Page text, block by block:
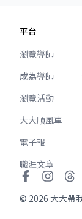
心的議
察，分享
透過這段
心。
平台
瀏覽導師
成為導師
瀏覽活動
大大順風車
電子報
職涯文章
© 2026 大大帶